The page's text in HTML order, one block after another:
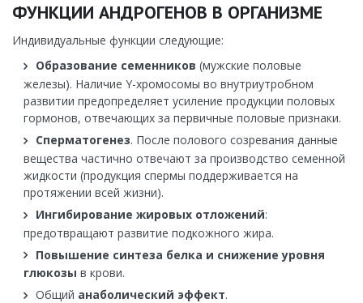
ФУНКЦИИ АНДРОГЕНОВ В ОРГАНИЗМЕ
Индивидуальные функции следующие:
Образование семенников (мужские половые
железы). Наличие Y-хромосомы во внутриутробном
развитии предопределяет усиление продукции половых
гормонов, отвечающих за первичные половые признаки.
Сперматогенез. После полового созревания данные
вещества частично отвечают за производство семенной
жидкости (продукция спермы поддерживается на
протяжении всей жизни).
Ингибирование жировых отложений:
предотвращают развитие подкожного жира.
Повышение синтеза белка и снижение уровня
глюкозы в крови.
Общий анаболический эффект.